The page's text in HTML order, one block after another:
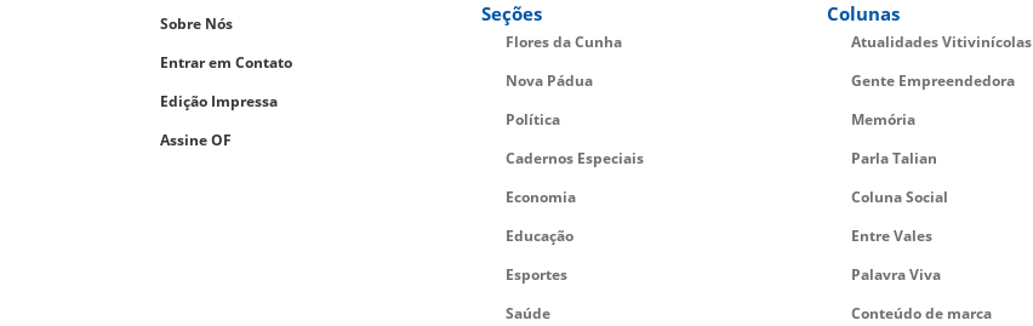
Sobre Nós
Entrar em Contato
Edição Impressa
Assine OF
Seções
Flores da Cunha
Nova Pádua
Política
Cadernos Especiais
Economia
Educação
Esportes
Saúde
Colunas
Atualidades Vitivinícolas
Gente Empreendedora
Memória
Parla Talian
Coluna Social
Entre Vales
Palavra Viva
Conteúdo de marca